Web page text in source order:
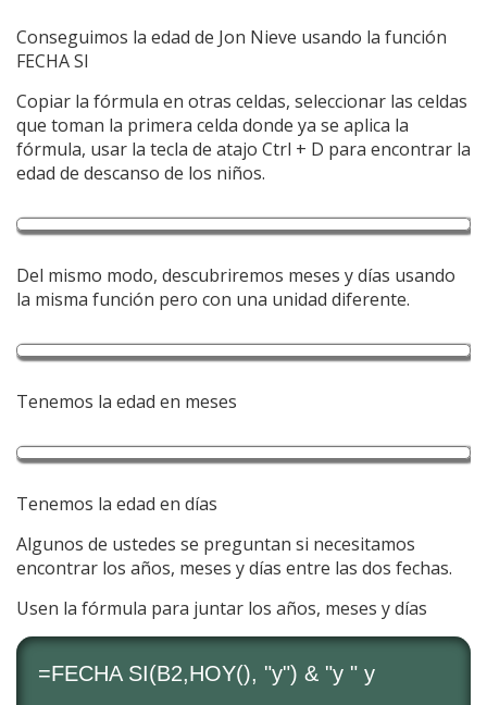
Conseguimos la edad de Jon Nieve usando la función
FECHA SI
Copiar la fórmula en otras celdas, seleccionar las celdas
que toman la primera celda donde ya se aplica la
fórmula, usar la tecla de atajo Ctrl + D para encontrar la
edad de descanso de los niños.
Del mismo modo, descubriremos meses y días usando
la misma función pero con una unidad diferente.
Tenemos la edad en meses
Tenemos la edad en días
Algunos de ustedes se preguntan si necesitamos
encontrar los años, meses y días entre las dos fechas.
Usen la fórmula para juntar los años, meses y días
=FECHA SI(B2,HOY(), "y") & "y " y